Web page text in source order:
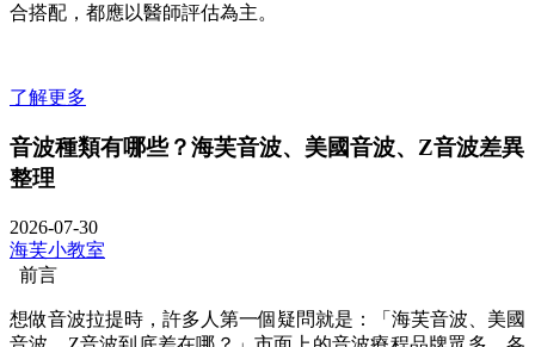
合搭配，都應以醫師評估為主。
了解更多
音波種類有哪些？海芙音波、美國音波、Z音波差異
整理
2026-07-30
海芙小教室
前言
想做音波拉提時，許多人第一個疑問就是：「海芙音波、美國